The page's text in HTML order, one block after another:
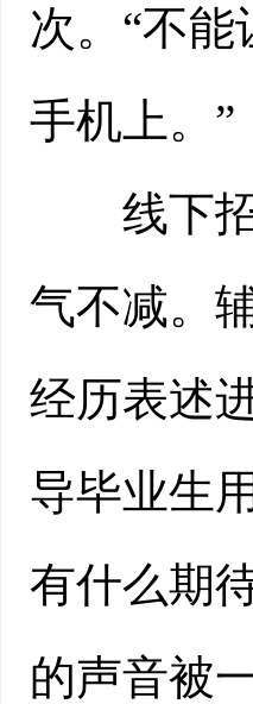
次。“不
手机上。”
线下招
气不减。
经历表述
导毕业生
有什么期
的声音被